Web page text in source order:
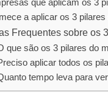
que aplicam os 3
a aplicar os 3
Frequentes sobre os
que são os 3 pilares do
aplicar todos os
tempo leva para